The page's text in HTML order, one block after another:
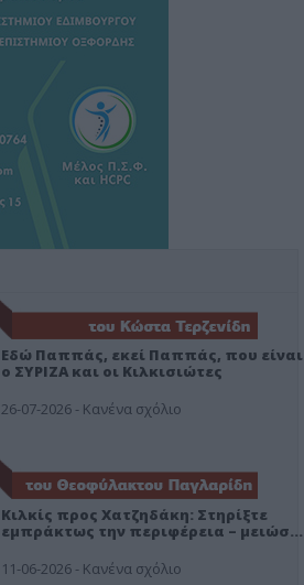
Εδώ Παππάς, εκεί Παππάς, που είναι
ο ΣΥΡΙΖΑ και οι Κιλκισιώτες
26-07-2026 - Κανένα σχόλιο
Κιλκίς προς Χατζηδάκη: Στηρίξτε
εμπράκτως την περιφέρεια – μειώσ…
11-06-2026 - Κανένα σχόλιο